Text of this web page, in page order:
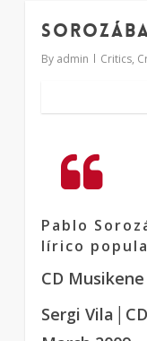
By admin Critics,
Pablo
lírico
CD
Sergi Vila
1